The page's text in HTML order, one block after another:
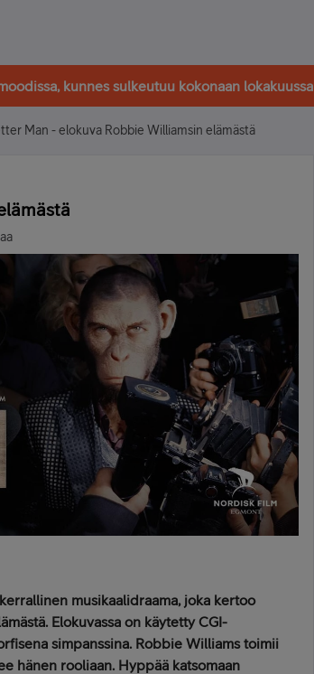
kunnes sulkeutuu kokonaan lokakuussa
Man - elokuva Robbie Williamsin elämästä
musikaalidraama, joka kertoo
Elokuvassa on käytetty CGI-
simpanssina. Robbie Williams toimii
hänen rooliaan. Hyppää katsomaan